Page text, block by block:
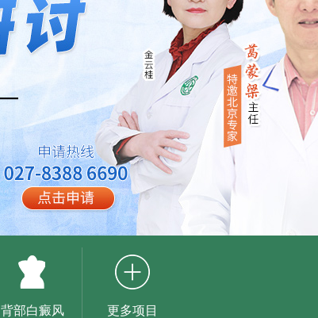
背部白癜风 更多项目